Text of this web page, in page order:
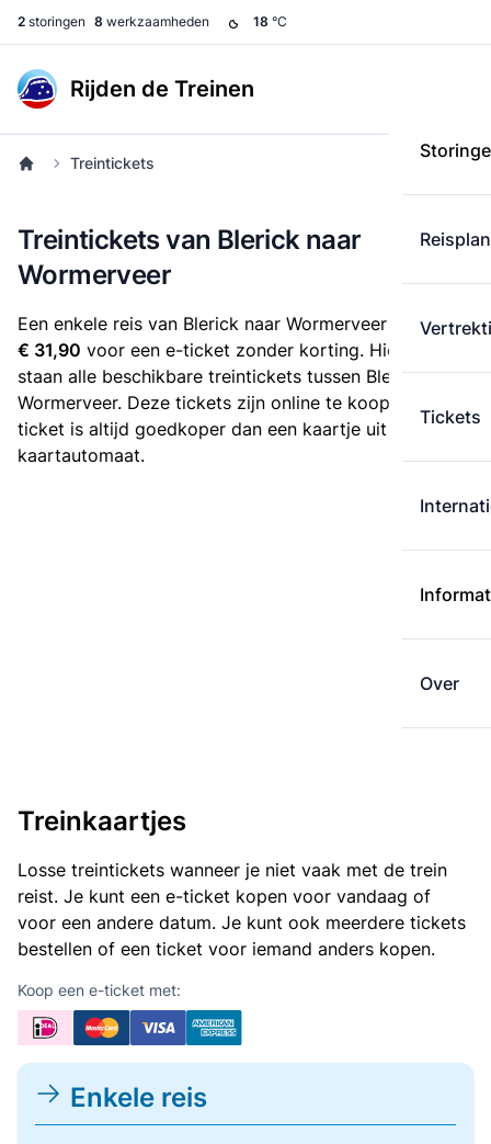
2 storingen 8 werkzaamheden 18 °C
Rijden de Treinen
Tickets
Over
Treintickets
Treintickets van Blerick naar
Wormerveer
Een enkele reis van Blerick naar Wormerveer kost
€ 31,90 voor een e-ticket zonder korting. Hieronder
staan alle beschikbare treintickets tussen Blerick en
Wormerveer. Deze tickets zijn online te koop. Een e-
ticket is altijd goedkoper dan een kaartje uit de
kaartautomaat.
Treinkaartjes
Losse treintickets wanneer je niet vaak met de trein
reist. Je kunt een e-ticket kopen voor vandaag of
voor een andere datum. Je kunt ook meerdere tickets
bestellen of een ticket voor iemand anders kopen.
Koop een e-ticket met:
Enkele reis